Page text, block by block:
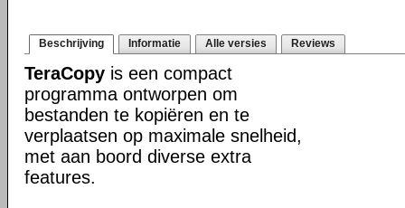
Beschrijving Informatie Alle versies Reviews
TeraCopy is een compact
programma ontworpen om
bestanden te kopiëren en te
verplaatsen op maximale snelheid,
met aan boord diverse extra
features.